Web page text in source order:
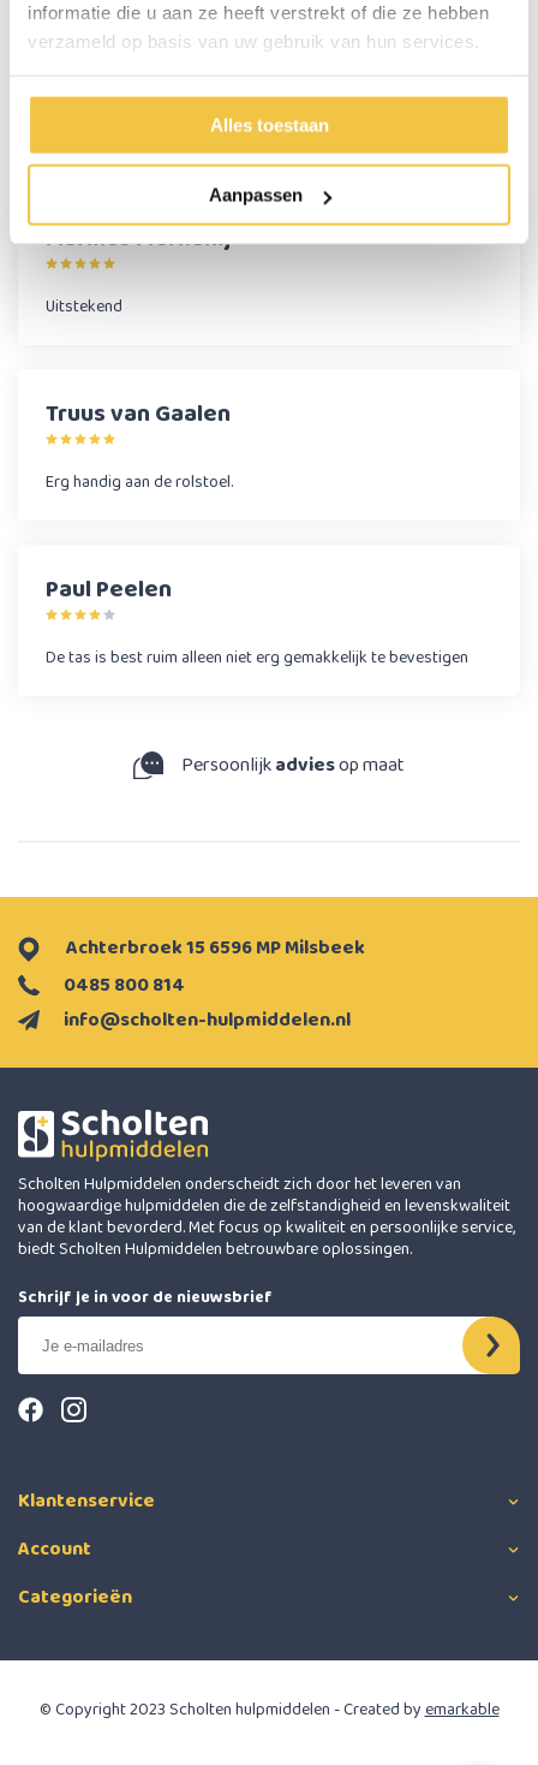
informatie die u aan ze heeft verstrekt of die ze hebben
verzameld op basis van uw gebruik van hun services.
Alles toestaan
Aanpassen
Persoonlijk advies
Reviews (3)
Marinus Merkenij
Uitstekend
Truus van Gaalen
Erg handig aan de rolstoel.
Paul Peelen
De tas is best ruim alleen niet erg gemakkelijk te bevestigen
Persoonlijkadviesop maat
info@scholten-hulpmiddelen.nl
0485 800 814
Achterbroek 15 6596 MP Milsbeek
Scholten Hulpmiddelen onderscheidt zich door het leveren van
hoogwaardige hulpmiddelen die de zelfstandigheid en levenskwaliteit
van de klant bevorderd. Met focus op kwaliteit en persoonlijke service,
biedt Scholten Hulpmiddelen betrouwbare oplossingen.
Schrijf je in voor de nieuwsbrief
Klantenservice
Account
Categorieën
© Copyright 2023 Scholten hulpmiddelen - Created byemarkable